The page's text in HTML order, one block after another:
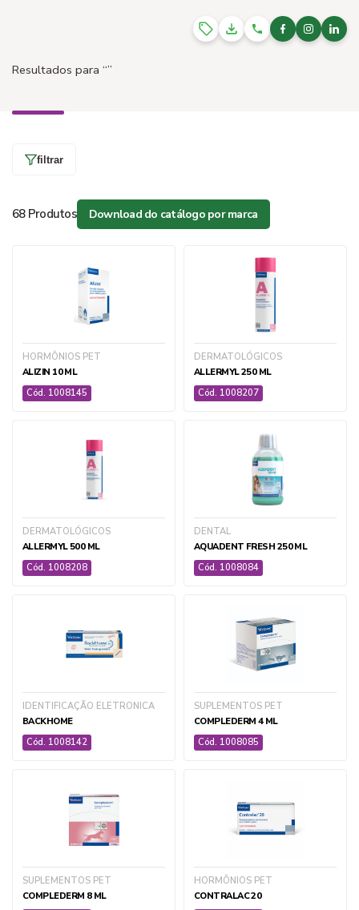
Resultados para “”
filtrar
68 Produtos Download do catálogo por marca
HORMÔNIOS PET
ALIZIN 10 ML
Cód. 1008145
DERMATOLÓGICOS
ALLERMYL 250 ML
Cód. 1008207
DERMATOLÓGICOS
ALLERMYL 500 ML
Cód. 1008208
DENTAL
AQUADENT FRESH 250 ML
Cód. 1008084
IDENTIFICAÇÃO ELETRONICA
BACKHOME
Cód. 1008142
SUPLEMENTOS PET
COMPLEDERM 4 ML
Cód. 1008085
SUPLEMENTOS PET
COMPLEDERM 8 ML
HORMÔNIOS PET
CONTRALAC 20